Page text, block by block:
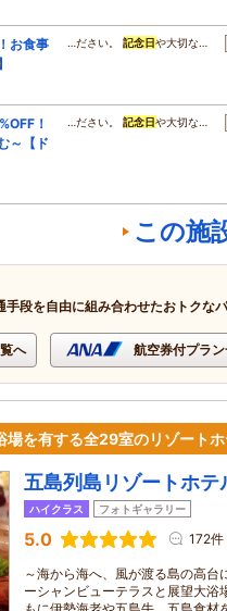
お食事
…ださい。記念日や大切な…
！
～【ド
…ださい。記念日や大切な…
この施
手段を自由に組み合わせたおトクな
へ 航空券付プラ
場を有する全29室のリゾート
五島列島リゾートホテ
ハイクラス フォトギャラリー
5.0 172件
～海から海へ、風が渡る島の高
ーシャンビューテラスと展望大浴